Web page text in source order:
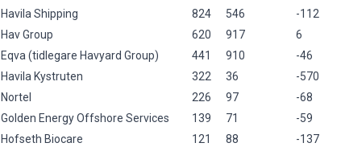
Havila Shipping
824 546 -112
Hav Group
620 917 6
Eqva (tidlegare Havyard Group)
441 910 -46
Havila Kystruten
322 36 -570
Nortel
226 97 -68
Golden Energy Offshore Services
139 71 -59
Hofseth Biocare
121 88 -137